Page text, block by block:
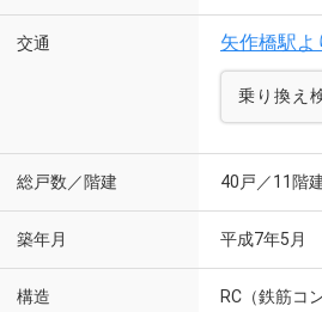
交通 矢作橋駅よ
乗り換え
総戸数／階建 40戸／11階
築年月 平成7年5月
構造 RC（鉄筋コ